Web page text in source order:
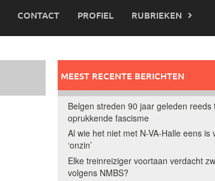
CONTACT PROFIEL RUBRIEKEN
MEEST RECENTE BERICHTEN
Belgen streden 90 jaar geleden reeds
oprukkende fascisme
Al wie het niet met N-VA-Halle eens is
‘onzin’
Elke treinreiziger voortaan verdacht
volgens NMBS?